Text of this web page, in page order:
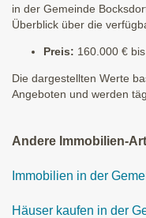
in der Gemeinde
Überblick über die
Preis: 160.000 €
Die dargestellten Werte
Angeboten und werden
Andere Immobilien-
Immobilien in der
Häuser kaufen in der